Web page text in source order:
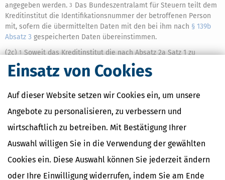
Einsatz von Cookies
Auf dieser Website setzen wir Cookies ein, um unsere
Angebote zu personalisieren, zu verbessern und
wirtschaftlich zu betreiben. Mit Bestätigung Ihrer
Auswahl willigen Sie in die Verwendung der gewählten
Cookies ein. Diese Auswahl können Sie jederzeit ändern
oder Ihre Einwilligung widerrufen, indem Sie am Ende
angegeben werden. 3 Das Bundeszentralamt für Steuern teilt dem
Kreditinstitut die Identifikationsnummer der betroffenen Person
mit, sofern die übermittelten Daten mit den bei ihm nach § 139b
Absatz 3 gespeicherten Daten übereinstimmen.
(2c)1 Soweit das Kreditinstitut die nach Absatz 2a Satz 1 zu
erhebenden Daten auf Grund unzureichender Mitwirkung des
Vertragspartners und gegebenenfalls für ihn handelnder Personen
diesem Fall hat das Kreditinstitut dem Bundeszentralamt für
erhobenen Daten mitzuteilen; diese Daten sind für alle in einem
Kalenderjahr eröffneten Konten bis Ende Februar des Folgejahrs
bestimmte Fallgruppen Erleichterungen zulassen, wenn die
Einhaltung der Pflichten nach den Absätzen 2 bis 2c